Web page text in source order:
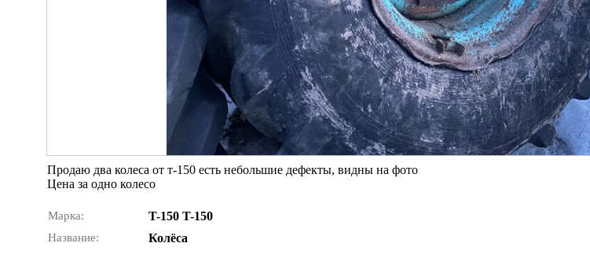
Продаю два колеса от т-150 есть небольшие дефекты, видны на фото
Цена за одно колесо
Марка: T-150 T-150
Название: Колёса